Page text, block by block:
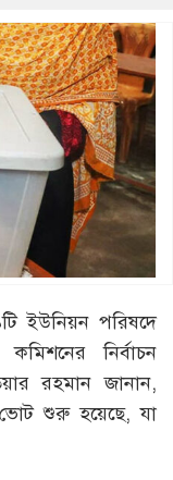
ইউনিয়ন পরিষদে
নির্বাচন
রহমান জানান,
শুরু হয়েছে, যা